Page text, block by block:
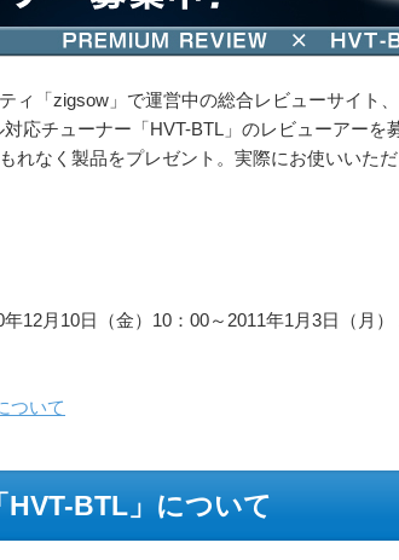
ィ「zigsow」で運営中の総合レビューサイト
応チューナー「HVT-BTL」のレビューアーを
れなく製品をプレゼント。実際にお使いいた
12月10日（金）10：00～2011年1月3日（月）
ついて
BTL」について